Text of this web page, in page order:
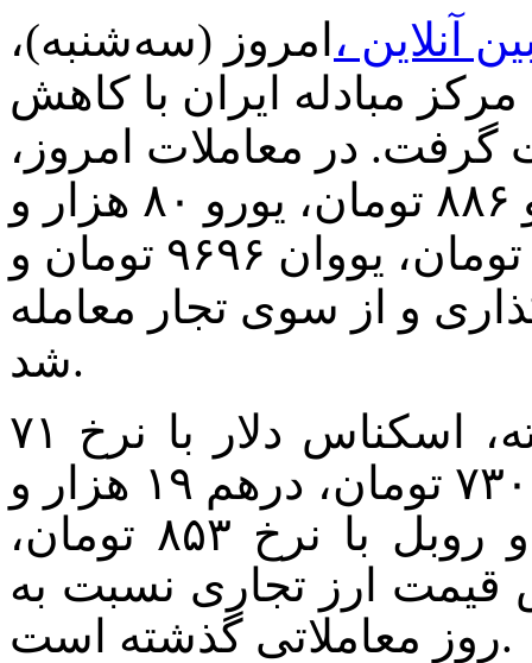
آنلاین ، امروز (سه‌شنبه)،
مرکز مبادله ایران با کاهش
گرفت. در معاملات امروز،
اسکناس دلار با نرخ ۷۰ هزار و ۸۸۶ تومان، یورو ۸۰ هزار و
۵۱۶ تومان، درهم ۱۹ هزار و ۳۰۱ تومان، یووان ۹۶۹۶ تومان و
و از سوی تجار معامله
شد.
این در حالی است که روز گذشته، اسکناس دلار با نرخ ۷۱
هزار و ۸۹ تومان، یورو ۸۰ هزار و ۷۳۰ تومان، درهم ۱۹ هزار و
۳۵۷ تومان، یووان ۹۷۳۹ تومان و روبل با نرخ ۸۵۳ تومان،
قیمت ارز تجاری نسبت به
روز معاملاتی گذشته است.